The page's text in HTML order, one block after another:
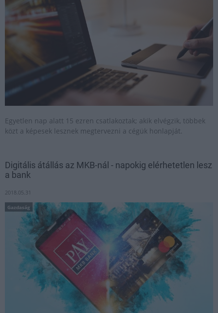
Egyetlen nap alatt 15 ezren csatlakoztak; akik elvégzik, többek
közt a képesek lesznek megtervezni a cégük honlapját.
Digitális átállás az MKB-nál - napokig elérhetetlen lesz
a bank
2018.05.31
Gazdaság